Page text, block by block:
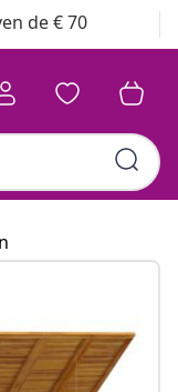
de € 70